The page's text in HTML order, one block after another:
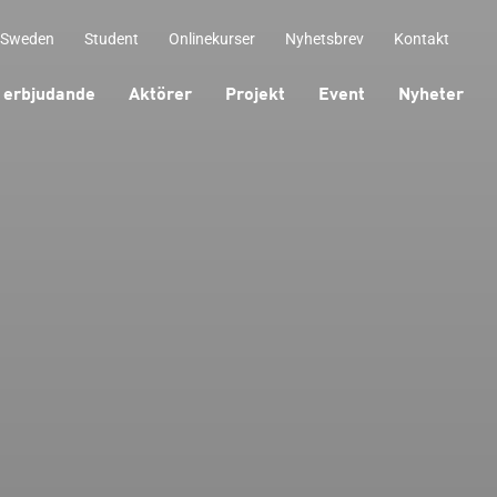
Student Onlinekurser Nyhetsbrev Kontakt
Aktörer Projekt Event Nyheter